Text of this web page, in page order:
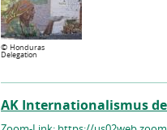
© Honduras
Delegation
AK Internationalismus